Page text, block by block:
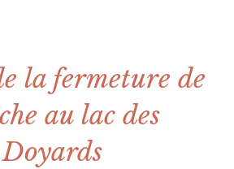
la fermeture de
au lac des
Doyards